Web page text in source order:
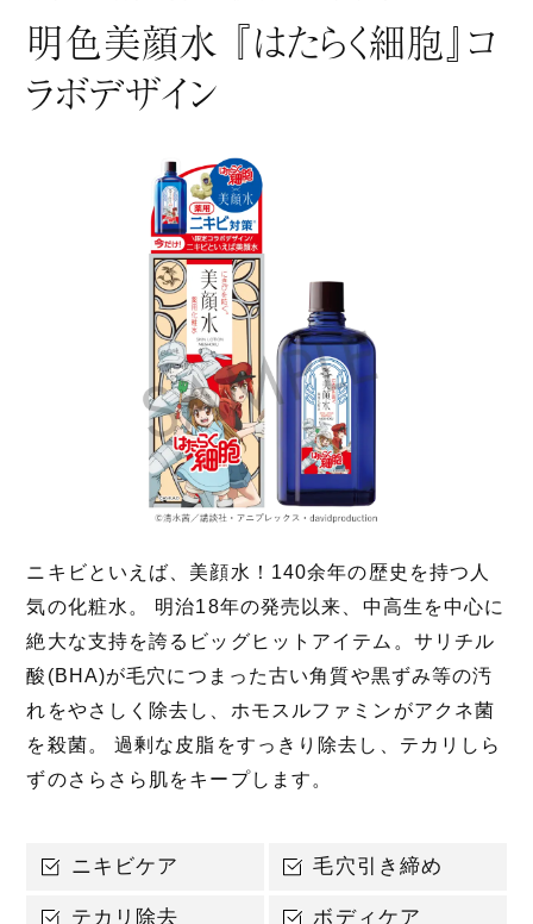
明色美顔水 『はたらく細胞』コ
ラボデザイン
ニキビといえば、美顔水！140余年の歴史を持つ人
気の化粧水。 明治18年の発売以来、中高生を中心に
絶大な支持を誇るビッグヒットアイテム。サリチル
酸(BHA)が毛穴につまった古い角質や黒ずみ等の汚
れをやさしく除去し、ホモスルファミンがアクネ菌
を殺菌。 過剰な皮脂をすっきり除去し、テカリしら
ずのさらさら肌をキープします。
ニキビケア 毛穴引き締め
テカリ除去 ボディケア